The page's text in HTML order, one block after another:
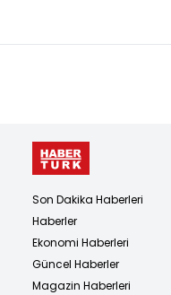
Son Dakika Haberleri
Haberler
Ekonomi Haberleri
Güncel Haberler
Magazin Haberleri